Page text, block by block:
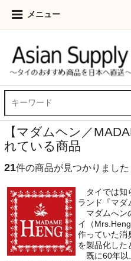
メニュー
【マダムヘン／
れている商品
21件の商品が見つかりました
タイでは知
ランド『マダ
マダムへン
イ（
作っていた消
を製品化した
既に60年以